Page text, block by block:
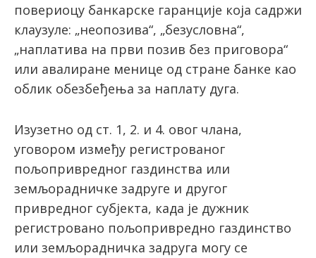
повериоцу банкарске гаранције која садржи
клаузуле: „неопозива“, „безусловна“,
„наплатива на први позив без приговора“
или авалиране менице од стране банке као
облик обезбеђења за наплату дуга.
Изузетно од ст. 1, 2. и 4. овог члана,
уговором између регистрованог
пољопривредног газдинства или
земљорадничке задруге и другог
привредног субјекта, када је дужник
регистровано пољопривредно газдинство
или земљорадничка задруга могу се